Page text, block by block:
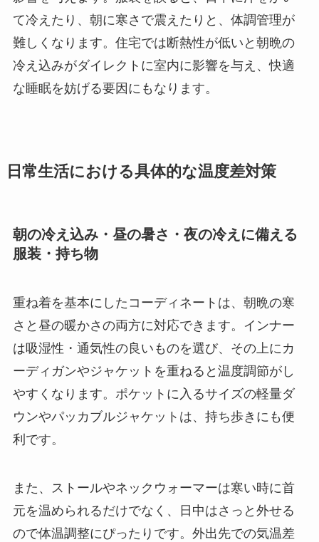
て冷えたり、朝に寒さで震えたりと、体調管理が
難しくなります。住宅では断熱性が低いと朝晩の
冷え込みがダイレクトに室内に影響を与え、快適
な睡眠を妨げる要因にもなります。
日常生活における具体的な温度差対策
朝の冷え込み・昼の暑さ・夜の冷えに備える
服装・持ち物
重ね着を基本にしたコーディネートは、朝晩の寒
さと昼の暖かさの両方に対応できます。インナー
は吸湿性・通気性の良いものを選び、その上にカ
ーディガンやジャケットを重ねると温度調節がし
やすくなります。ポケットに入るサイズの軽量ダ
ウンやパッカブルジャケットは、持ち歩きにも便
利です。
また、ストールやネックウォーマーは寒い時に首
元を温められるだけでなく、日中はさっと外せる
ので体温調整にぴったりです。外出先での気温差